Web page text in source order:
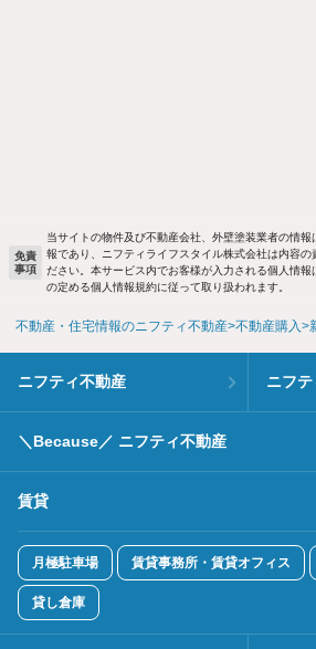
免責
事項
当サイトの物件及び不動産会社、外壁塗装業者の情
報であり、ニフティライフスタイル株式会社は内容の
ださい。本サービス内でお客様が入力される個人情
の定める個人情報規約に従って取り扱われます。
不動産・住宅情報のニフティ不動産 不動産購入
ニフティ不動産 ニフ
＼Because／ ニフティ不動産
賃貸
月極駐車場 賃貸事務所・賃貸オフィス
貸し倉庫